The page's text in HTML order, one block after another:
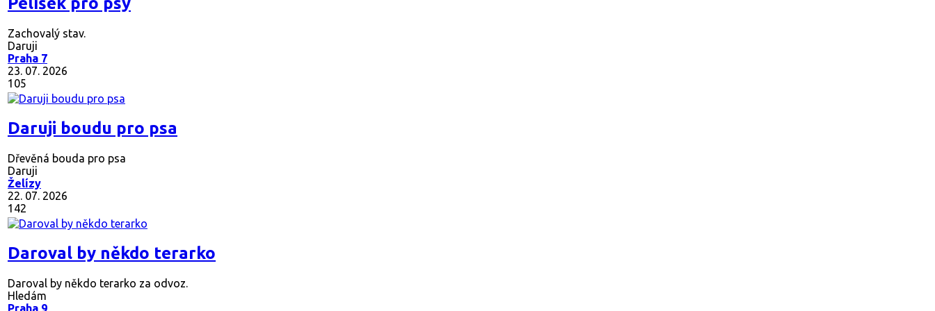
Zachovalý stav.
Daruji
Praha 7
23. 07. 2026
105
Daruji boudu pro psa
Dřevěná bouda pro psa
Daruji
Želízy
22. 07. 2026
142
Daroval by někdo terarko
Daroval by někdo terarko za odvoz.
Hledám
Praha 9